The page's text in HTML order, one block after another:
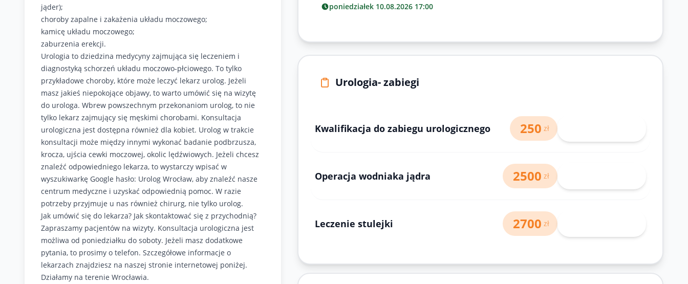
jąder);
choroby zapalne i zakażenia układu moczowego;
kamicę układu moczowego;
zaburzenia erekcji.
Urologia to dziedzina medycyny zajmująca się leczeniem i
diagnostyką schorzeń układu moczowo-płciowego. To tylko
przykładowe choroby, które może leczyć lekarz urolog. Jeżeli
masz jakieś niepokojące objawy, to warto umówić się na wizytę
do urologa. Wbrew powszechnym przekonaniom urolog, to nie
tylko lekarz zajmujący się męskimi chorobami. Konsultacja
urologiczna jest dostępna również dla kobiet. Urolog w trakcie
konsultacji może między innymi wykonać badanie podbrzusza,
krocza, ujścia cewki moczowej, okolic lędźwiowych. Jeżeli chcesz
znaleźć odpowiedniego lekarza, to wystarczy wpisać w
wyszukiwarkę Google hasło: Urolog Wrocław, aby znaleźć nasze
centrum medyczne i uzyskać odpowiednią pomoc. W razie
potrzeby przyjmuje u nas również chirurg, nie tylko urolog.
Jak umówić się do lekarza? Jak skontaktować się z przychodnią?
Zapraszamy pacjentów na wizyty. Konsultacja urologiczna jest
możliwa od poniedziałku do soboty. Jeżeli masz dodatkowe
pytania, to prosimy o telefon. Szczegółowe informacje o
lekarzach znajdziesz na naszej stronie internetowej poniżej.
Działamy na terenie Wrocławia.
poniedziałek 10.08.2026 17:00
Urologia- zabiegi
Kwalifikacja do zabiegu urologicznego 250 zł
Operacja wodniaka jądra 2500 zł
Leczenie stulejki 2700 zł